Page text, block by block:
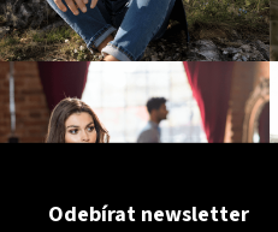
Odebírat newsletter